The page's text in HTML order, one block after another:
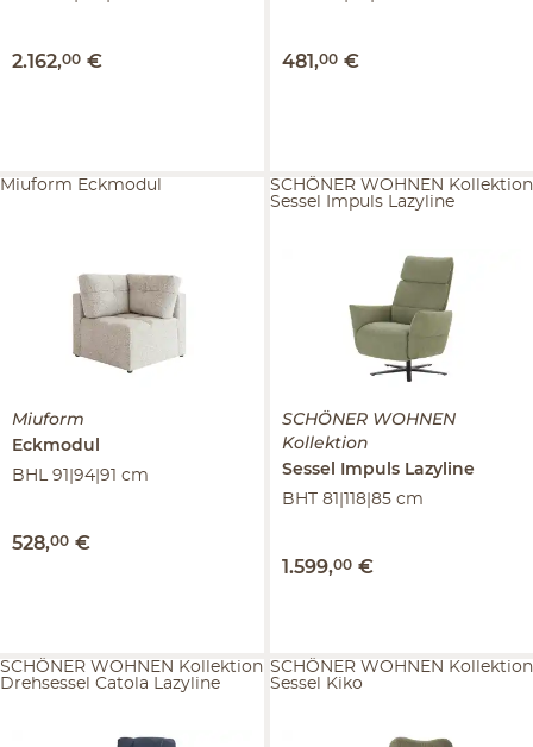
2.162,00 € 481,00 €
Miuform
Eckmodul
BHL 91|94|91 cm
528,00 €
Miuform Eckmodul
SCHÖNER WOHNEN
Kollektion
Sessel
Impuls Lazyline
BHT 81|118|85 cm
1.599,00 €
SCHÖNER WOHNEN Kollektion
Sessel Impuls Lazyline
SCHÖNER WOHNEN Kollektion
Drehsessel Catola Lazyline
SCHÖNER WOHNEN Kollektion
Sessel Kiko